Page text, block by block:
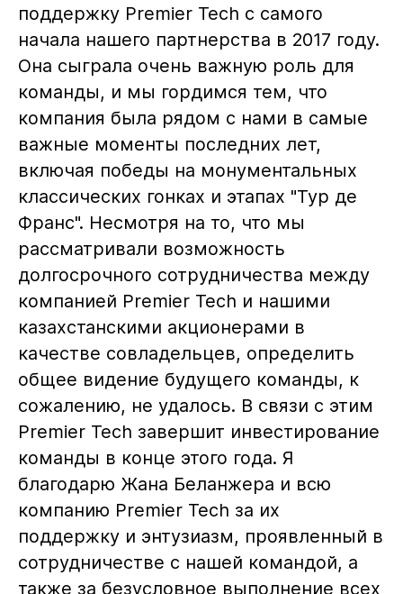
поддержку Premier Tech с самого
начала нашего партнерства в 2017 году.
Она сыграла очень важную роль для
команды, и мы гордимся тем, что
компания была рядом с нами в самые
важные моменты последних лет,
включая победы на монументальных
классических гонках и этапах "Тур де
Франс". Несмотря на то, что мы
рассматривали возможность
долгосрочного сотрудничества между
компанией Premier Tech и нашими
казахстанскими акционерами в
качестве совладельцев, определить
общее видение будущего команды, к
сожалению, не удалось. В связи с этим
Premier Tech завершит инвестирование
команды в конце этого года. Я
благодарю Жана Беланжера и всю
компанию Premier Tech за их
поддержку и энтузиазм, проявленный в
сотрудничестве с нашей командой, а
также за безусловное выполнение всех